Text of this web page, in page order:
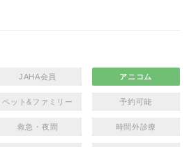
JAHA会員 アニコム
ペット&ファミリー 予約可能
救急・夜間 時間外診療